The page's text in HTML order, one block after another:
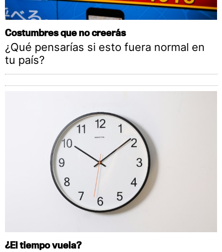
Costumbres que no creerás
¿Qué pensarías si esto fuera normal en
tu país?
¿El tiempo vuela?